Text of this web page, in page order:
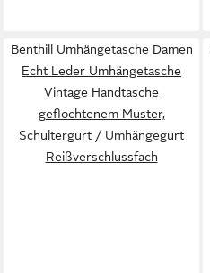
Benthill Umhängetasche Damen
Echt Leder Umhängetasche
Vintage Handtasche
geflochtenem Muster,
Schultergurt / Umhängegurt
Reißverschlussfach